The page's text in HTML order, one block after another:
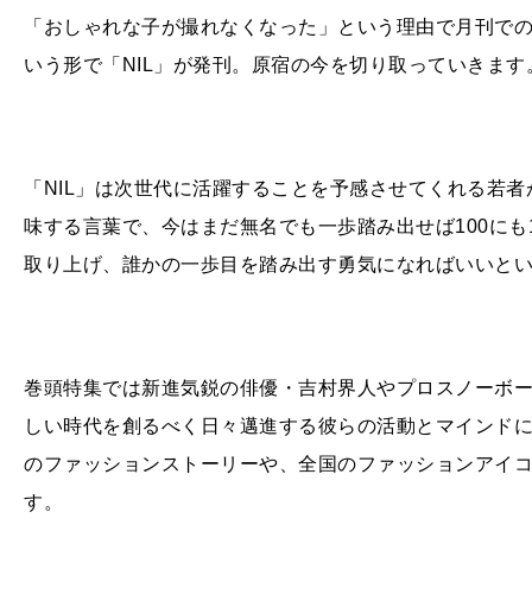
「おしゃれな子が撮れなくなった」という理由で月刊
いう形で「 NIL 」が発刊。原宿の今を切り取っていきます
「 NIL 」は次世代に活躍することを予感させてくれる若
味する言葉で、今はまだ無名でも一歩踏み出せば100にも
取り上げ、誰かの一歩目を踏み出す勇気になればいいと
巻頭特集では新進気鋭の俳優・吉村界人やプロスノーボ
しい時代を創るべく日々邁進する彼らの活動とマインド
のファッションストーリーや、全国のファッションアイ
す。